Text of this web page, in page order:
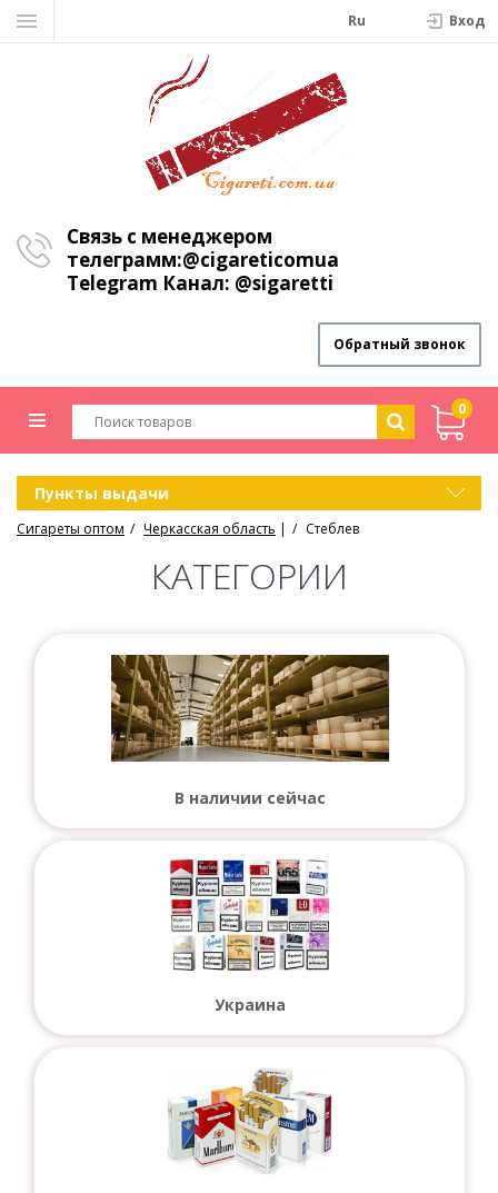
Ru Вход
Связь с менеджером
телеграмм:@cigareticomua
Telegram Канал: @sigaretti
Обратный звонок
0
Пункты выдачи
Сигареты оптом Черкасская область | Стеблев
КАТЕГОРИИ
В наличии сейчас
Украина